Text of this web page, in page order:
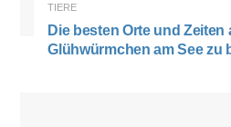
TIERE
Die besten Orte und Zeiten
Glühwürmchen am See zu